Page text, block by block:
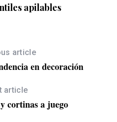
apilables
article
en decoración
article
cortinas a juego